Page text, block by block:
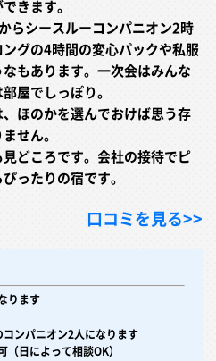
きます。
らシースルーコンパニオン2時
グの4時間の変心パックや私服
もあります。一次会はみんな
屋でしっぽり。
ほのかを選んでおけば思う存
せん。
どころです。会社の接待でピ
ったりの宿です。
口コミを見る>>
ります
ンパニオン2人になります
（日によって相談OK）